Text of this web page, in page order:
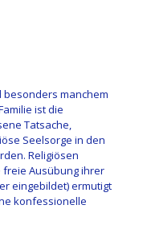
manchem
ist die
Tatsache,
Seelsorge in den
Religiösen
Ausübung ihrer
eingebildet) ermutigt
konfessionelle